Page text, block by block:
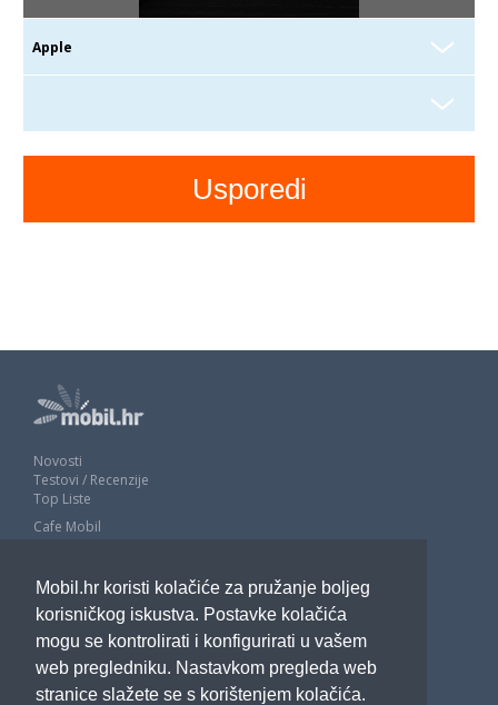
Mobil.hr koristi kolačiće za pružanje boljeg
korisničkog iskustva. Postavke kolačića
mogu se kontrolirati i konfigurirati u vašem
web pregledniku. Nastavkom pregleda web
stranice slažete se s korištenjem kolačića.
Novosti
Testovi / Recenzije
Top Liste
Cafe Mobil
Impressum
Marketing
Pravne odredbe
Izjava o privatnosti
POTRAŽITE NAS